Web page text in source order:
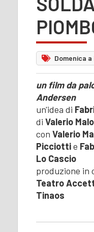
Domenica
un film da
Andersen
un'idea di
di Valerio
con Valerio
Picciottie
Lo Cascio
produzione in
Teatro
Tinaos